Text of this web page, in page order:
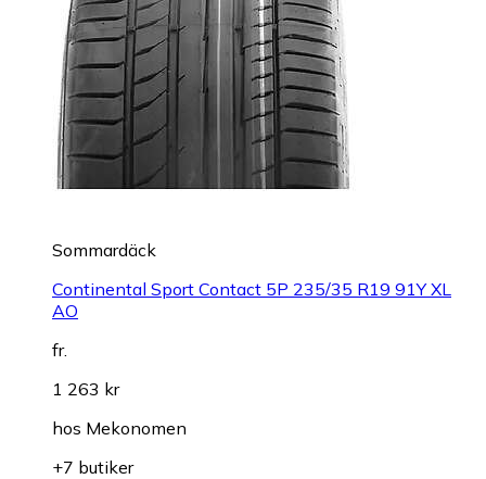
Sommardäck
Continental Sport Contact 5P 235/35 R19 91Y XL
AO
fr.
1 263 kr
hos Mekonomen
+7 butiker